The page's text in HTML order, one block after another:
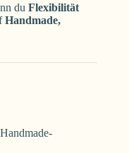
du Flexibilität
Handmade,